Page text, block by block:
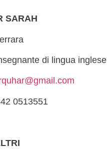
SARAH
di lingua inglese
0513551